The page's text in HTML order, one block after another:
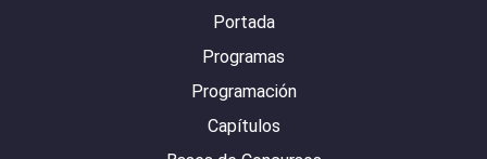
Portada
Programas
Programación
Capítulos